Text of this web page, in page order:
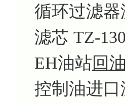
循环过滤器
滤芯 TZ-
EH油站回
控制油进口